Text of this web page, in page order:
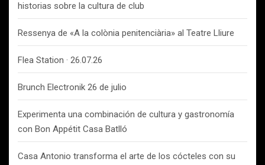
historias sobre la cultura de club
Ressenya de «A la colònia penitenciària» al Teatre Lliure
Flea Station · 26.07.26
Brunch Electronik 26 de julio
Experimenta una combinación de cultura y gastronomía
con Bon Appétit Casa Batlló
Casa Antonio transforma el arte de los cócteles con su